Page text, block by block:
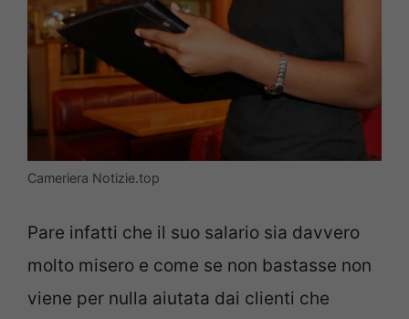
Cameriera Notizie.top
Pare infatti che il suo salario sia davvero
molto misero e come se non bastasse non
viene per nulla aiutata dai clienti che